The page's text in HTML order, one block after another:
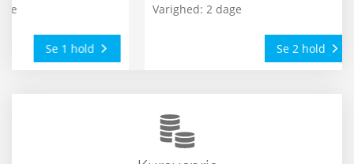
Se 1 hold
Varighed: 2 dage
Se 2 hold